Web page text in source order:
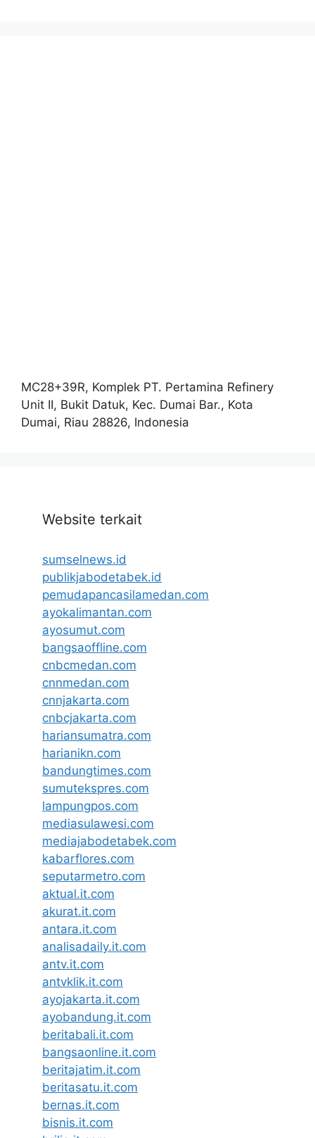
MC28+39R, Komplek PT. Pertamina Refinery
Unit II, Bukit Datuk, Kec. Dumai Bar., Kota
Dumai, Riau 28826, Indonesia
Website terkait
sumselnews.id
publikjabodetabek.id
pemudapancasilamedan.com
ayokalimantan.com
ayosumut.com
bangsaoffline.com
cnbcmedan.com
cnnmedan.com
cnnjakarta.com
cnbcjakarta.com
hariansumatra.com
harianikn.com
bandungtimes.com
sumutekspres.com
lampungpos.com
mediasulawesi.com
mediajabodetabek.com
kabarflores.com
seputarmetro.com
aktual.it.com
akurat.it.com
antara.it.com
analisadaily.it.com
antv.it.com
antvklik.it.com
ayojakarta.it.com
ayobandung.it.com
beritabali.it.com
bangsaonline.it.com
beritajatim.it.com
beritasatu.it.com
bernas.it.com
bisnis.it.com